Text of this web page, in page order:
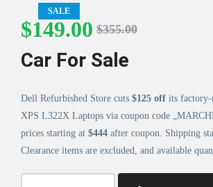
SALE
$355.00Prețul
$355.00.
$149.00
Prețul
Car For Sale
Dell Refurbished Store cuts $125 off its
XPS L322X Laptops via coupon code
prices starting at $444 after coupon. Shipping
Clearance items are excluded, and available